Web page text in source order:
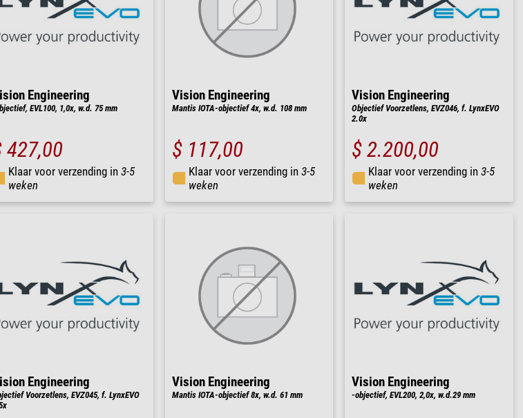
Engineering
EVL100, 1,0x, w.d. 75 mm
427,00
Klaar voor verzending in 3-5
weken
Vision Engineering
Mantis IOTA-objectief 4x, w.d. 108 mm
$ 117,00
Klaar voor verzending in 3-5
weken
Vision Engineering
Objectief Voorzetlens, EVZ046, f. LynxEVO
2.0x
$ 2.200,00
Klaar voor verzending in 3-5
weken
Engineering
Voorzetlens, EVZ045, f. LynxEVO
Vision Engineering
Mantis IOTA-objectief 8x, w.d. 61 mm
Vision Engineering
-objectief, EVL200, 2,0x, w.d.29 mm